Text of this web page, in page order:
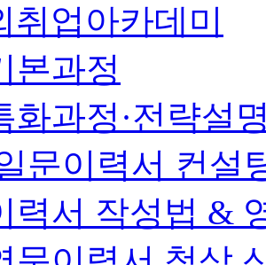
취업아카데미
본과정
화과정·전략설
문이력서 컨설
력서 작성법 &